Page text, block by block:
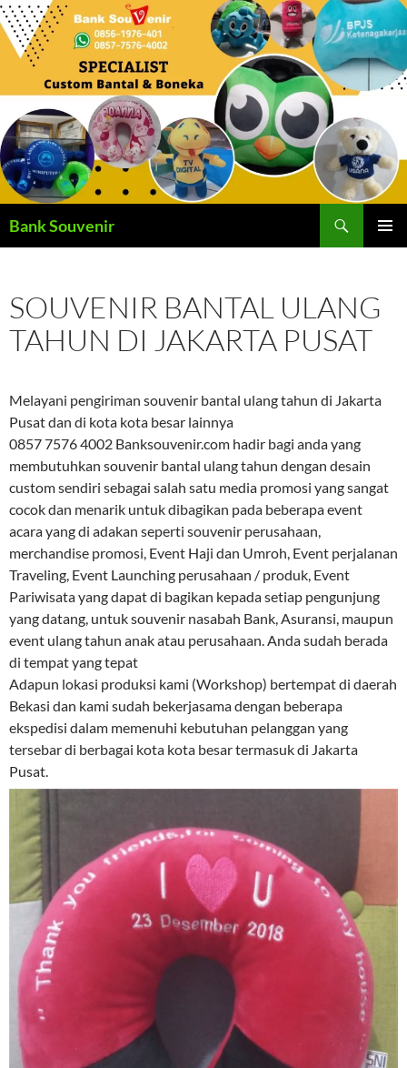
Langsung
ke
Bank Souvenir
SOUVENIR BANTAL ULANG
TAHUN DI JAKARTA PUSAT
Melayani pengiriman souvenir bantal ulang tahun di Jakarta
Pusat dan di kota kota besar lainnya
0857 7576 4002 Banksouvenir.com hadir bagi anda yang
membutuhkan souvenir bantal ulang tahun dengan desain
custom sendiri sebagai salah satu media promosi yang sangat
cocok dan menarik untuk dibagikan pada beberapa event
acara yang di adakan seperti souvenir perusahaan,
merchandise promosi, Event Haji dan Umroh, Event perjalanan
Traveling, Event Launching perusahaan / produk, Event
Pariwisata yang dapat di bagikan kepada setiap pengunjung
yang datang, untuk souvenir nasabah Bank, Asuransi, maupun
event ulang tahun anak atau perusahaan. Anda sudah berada
di tempat yang tepat
Adapun lokasi produksi kami (Workshop) bertempat di daerah
Bekasi dan kami sudah bekerjasama dengan beberapa
ekspedisi dalam memenuhi kebutuhan pelanggan yang
tersebar di berbagai kota kota besar termasuk di Jakarta
Pusat.